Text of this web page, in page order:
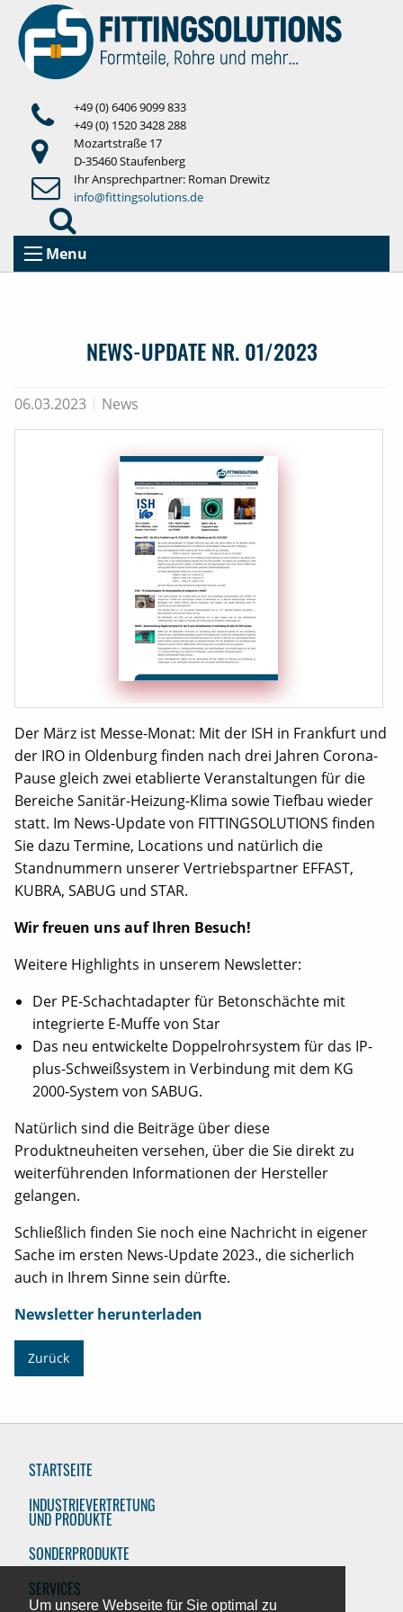
Um unsere Webseite für Sie optimal zu
+49 (0) 6406 9099 833
+49 (0) 1520 3428 288
Mozartstraße 17
D-35460 Staufenberg
Ihr Ansprechpartner: Roman Drewitz
info@fittingsolutions.de
Menu
NEWS-UPDATE NR. 01/2023
06.03.2023 News
Der März ist Messe-Monat: Mit der ISH in Frankfurt und
der IRO in Oldenburg finden nach drei Jahren Corona-
Pause gleich zwei etablierte Veranstaltungen für die
Bereiche Sanitär-Heizung-Klima sowie Tiefbau wieder
statt. Im News-Update von FITTINGSOLUTIONS finden
Sie dazu Termine, Locations und natürlich die
Standnummern unserer Vertriebspartner EFFAST,
KUBRA, SABUG und STAR.
Wir freuen uns auf Ihren Besuch!
Weitere Highlights in unserem Newsletter:
Der PE-Schachtadapter für Betonschächte mit
integrierte E-Muffe von Star
Das neu entwickelte Doppelrohrsystem für das IP-
plus-Schweißsystem in Verbindung mit dem KG
2000-System von SABUG.
Natürlich sind die Beiträge über diese
Produktneuheiten versehen, über die Sie direkt zu
weiterführenden Informationen der Hersteller
gelangen.
Schließlich finden Sie noch eine Nachricht in eigener
Sache im ersten News-Update 2023., die sicherlich
auch in Ihrem Sinne sein dürfte.
Newsletter herunterladen
Zurück
STARTSEITE
INDUSTRIEVERTRETUNG
UND PRODUKTE
SONDERPRODUKTE
SERVICES